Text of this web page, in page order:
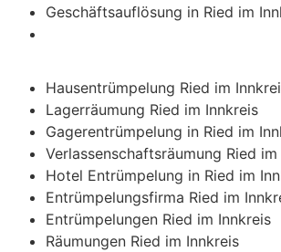
Geschäftsauflösung in Ried im
Hausentrümpelung Ried im
Lagerräumung Ried im Innkreis
Gagerentrümpelung in Ried im
Verlassenschaftsräumung Ried
Hotel Entrümpelung in Ried im
Entrümpelungsfirma Ried im
Entrümpelungen Ried im Innkreis
Räumungen Ried im Innkreis